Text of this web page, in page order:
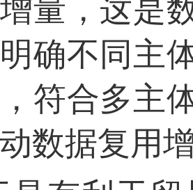
量，这是
确不同主
符合多主
数据复用